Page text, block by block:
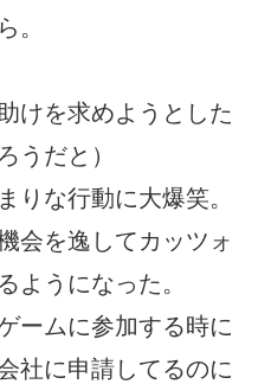
。
けを求めようとした
うだと）
りな行動に大爆笑。
会を逸してカッツォ
ようになった。
ームに参加する時に
社に申請してるのに